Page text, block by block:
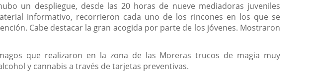
un despliegue, desde las 20 horas de nueve mediadoras juveniles
informativo, recorrieron cada uno de los rincones en los que se
Cabe destacar la gran acogida por parte de los jóvenes. Mostraron
que realizaron en la zona de las Moreras trucos de magia muy
y cannabis a través de tarjetas preventivas.